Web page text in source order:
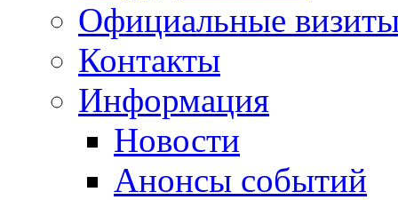
Официальные
Контакты
Информация
Новости
Анонсы событий